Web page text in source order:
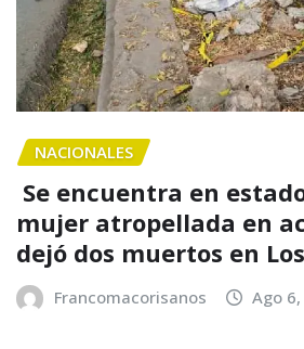
NACIONALES
Se encuentra en
mujer atropellada en
dejó dos muertos en
Francomacorisanos Ago